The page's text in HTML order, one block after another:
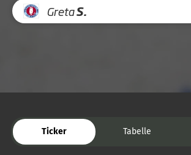
GretaS.
Ticker Tabelle